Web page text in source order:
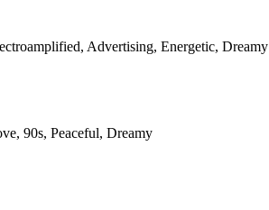
Advertising, Energetic, Dreamy
90s, Peaceful, Dreamy